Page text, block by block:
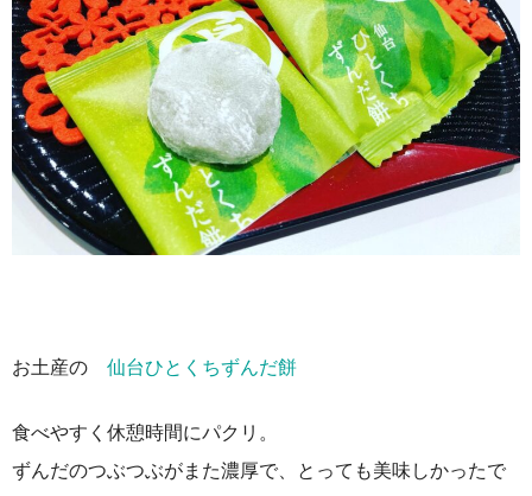
お土産の 仙台ひとくちずんだ餅
食べやすく休憩時間にパクリ。
ずんだのつぶつぶがまた濃厚で、とっても美味しかったで